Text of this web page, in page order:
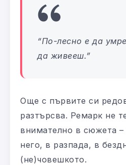
“По-лесно е да
да живееш.”
Още с първите си
разтърсва. Ремарк не
внимателно в сюжета –
него, в разпада, в
(не)човешкото.